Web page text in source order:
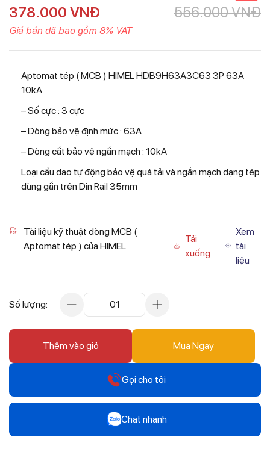
556.000VNĐ
378.000 VNĐ
Giá bán đã bao gồm 8% VAT
Aptomat tép ( MCB ) HIMEL HDB9H63A3C63 3P 63A
10kA
– Số cực : 3 cực
– Dòng bảo vệ định mức : 63A
– Dòng cắt bảo vệ ngắn mạch : 10kA
Loại cầu dao tự động bảo vệ quá tải và ngắn mạch dạng tép
dùng gắn trên Din Rail 35mm
Tài liệu kỹ thuật dòng MCB (
Aptomat tép ) của HIMEL
Tải
xuống
Xem
tài
liệu
Số lượng: 01
Thêm vào giỏ Mua Ngay
Gọi cho tôi
Chat nhanh